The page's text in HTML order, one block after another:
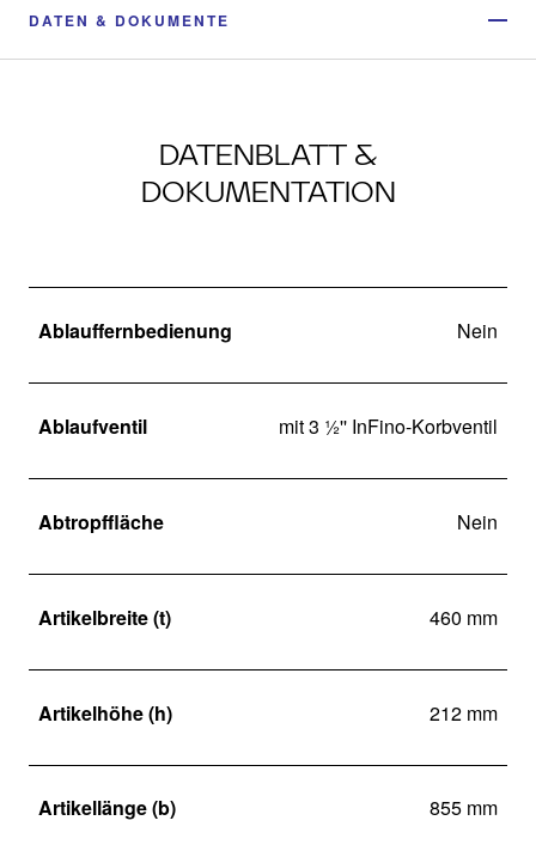
DATEN & DOKUMENTE
DATENBLATT &
DOKUMENTATION
Ablauffernbedienung Nein
Ablaufventil mit 3 ½'' InFino-Korbventil
Abtropffläche Nein
Artikelbreite (t) 460 mm
Artikelhöhe (h) 212 mm
Artikellänge (b) 855 mm